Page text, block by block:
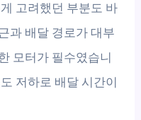
고려했던 부분도 바
과 배달 경로가 대부
모터가 필수였습니
저하로 배달 시간이